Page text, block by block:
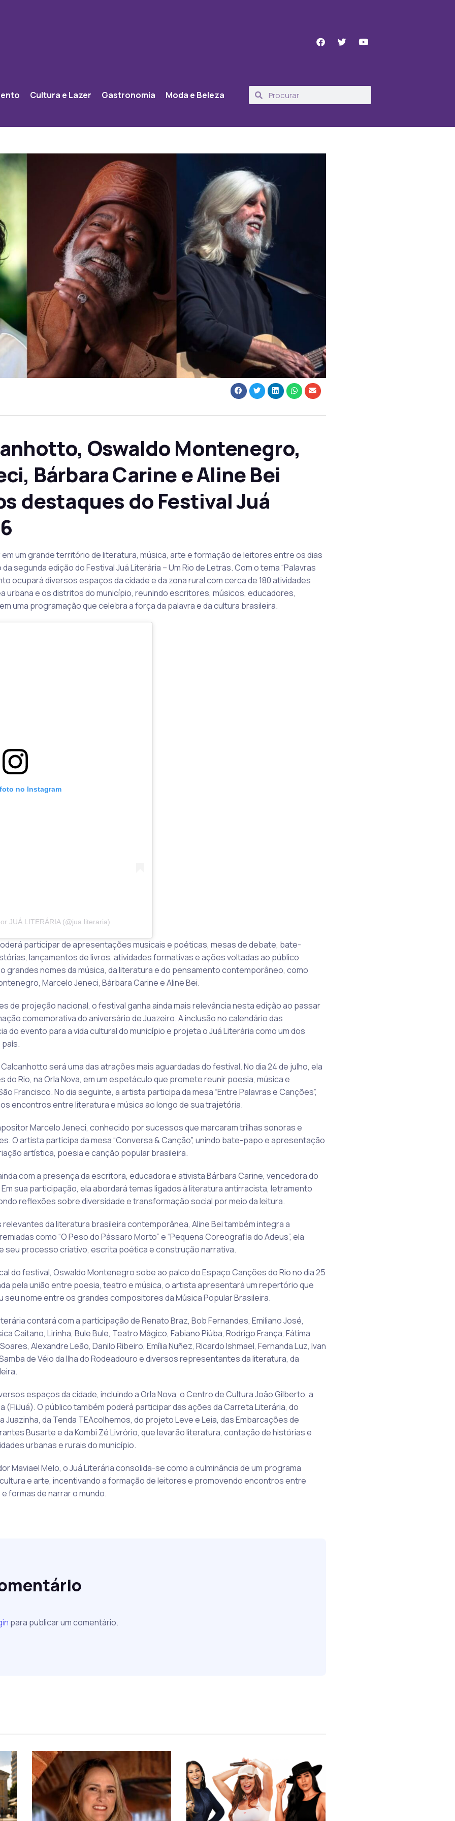
Cultura e Lazer Gastronomia Moda e Beleza
Oswaldo Montenegro,
Bárbara Carine e Aline Bei
destaques do Festival Juá
um grande território de literatura, música, arte e formação de leitores entre os dias
segunda edição do Festival Juá Literária – Um Rio de Letras. Com o tema “Palavras
ocupará diversos espaços da cidade e da zona rural com cerca de 180 atividades
urbana e os distritos do município, reunindo escritores, músicos, educadores,
uma programação que celebra a força da palavra e da cultura brasileira.
no Instagram
JUÁ LITERÁRIA (@jua.literaria)
participar de apresentações musicais e poéticas, mesas de debate, bate-
lançamentos de livros, atividades formativas e ações voltadas ao público
grandes nomes da música, da literatura e do pensamento contemporâneo, como
Marcelo Jeneci, Bárbara Carine e Aline Bei.
de projeção nacional, o festival ganha ainda mais relevância nesta edição ao passar
comemorativa do aniversário de Juazeiro. A inclusão no calendário das
do evento para a vida cultural do município e projeta o Juá Literária como um dos
será uma das atrações mais aguardadas do festival. No dia 24 de julho, ela
Rio, na Orla Nova, em um espetáculo que promete reunir poesia, música e
Francisco. No dia seguinte, a artista participa da mesa “Entre Palavras e Canções”,
encontros entre literatura e música ao longo de sua trajetória.
Marcelo Jeneci, conhecido por sucessos que marcaram trilhas sonoras e
O artista participa da mesa “Conversa & Canção”, unindo bate-papo e apresentação
artística, poesia e canção popular brasileira.
com a presença da escritora, educadora e ativista Bárbara Carine, vencedora do
sua participação, ela abordará temas ligados à literatura antirracista, letramento
reflexões sobre diversidade e transformação social por meio da leitura.
da literatura brasileira contemporânea, Aline Bei também integra a
como “O Peso do Pássaro Morto” e “Pequena Coreografia do Adeus”, ela
seu processo criativo, escrita poética e construção narrativa.
do festival, Oswaldo Montenegro sobe ao palco do Espaço Canções do Rio no dia 25
pela união entre poesia, teatro e música, o artista apresentará um repertório que
nome entre os grandes compositores da Música Popular Brasileira.
contará com a participação de Renato Braz, Bob Fernandes, Emiliano José,
Caitano, Lirinha, Bule Bule, Teatro Mágico, Fabiano Piúba, Rodrigo França, Fátima
Alexandre Leão, Danilo Ribeiro, Emília Nuñez, Ricardo Ishmael, Fernanda Luz, Ivan
de Véio da Ilha do Rodeadouro e diversos representantes da literatura, da
espaços da cidade, incluindo a Orla Nova, o Centro de Cultura João Gilberto, a
(FliJuá). O público também poderá participar das ações da Carreta Literária, do
Juazinha, da Tenda TEAcolhemos, do projeto Leve e Leia, das Embarcações de
Busarte e da Kombi Zé Livrório, que levarão literatura, contação de histórias e
urbanas e rurais do município.
Maviael Melo, o Juá Literária consolida-se como a culminância de um programa
e arte, incentivando a formação de leitores e promovendo encontros entre
formas de narrar o mundo.
para publicar um comentário.